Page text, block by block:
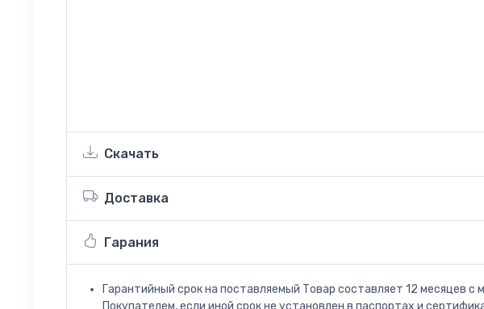
Скачать
Доставка
Гарания
Гарантийный срок на поставляемый Товар составляет 12 месяцев с
Покупателем, если иной срок не установлен в паспортах и